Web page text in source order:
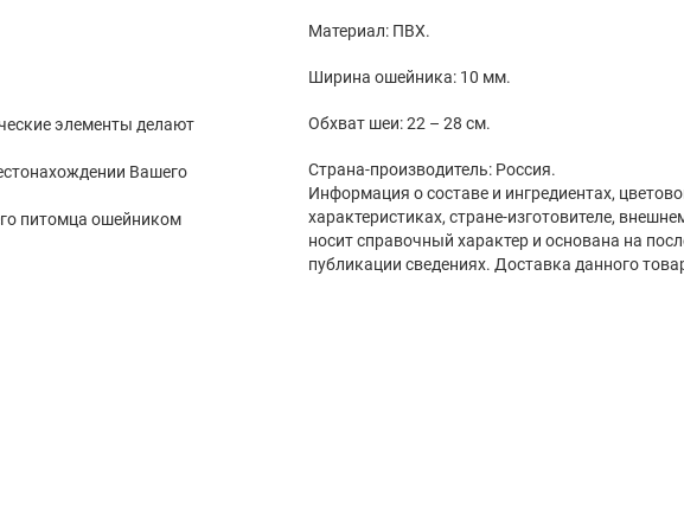
элементы делают
Вашего
питомца ошейником
Материал: ПВХ.
Ширина ошейника: 10 мм.
Обхват шеи: 22 – 28 см.
Страна-производитель: Россия.
Информация о составе и ингредиентах,
характеристиках, стране-изготовителе,
носит справочный характер и основана на
публикации сведениях. Доставка данного